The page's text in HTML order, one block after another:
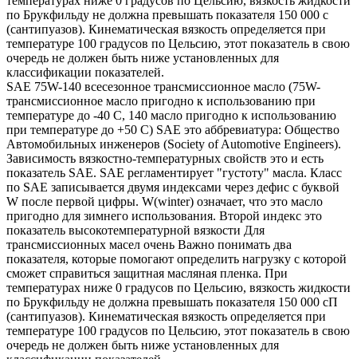
по Брукфильду не должна превышать показателя 150 000 с
(сантипуазов). Кинематическая вязкость определяется при
температуре 100 градусов по Цельсию, этот показатель в свою
очередь не должен быть ниже установленных для
классификации показателей.
SAE 75W-140 всесезонное трансмиссионное масло (75W-
трансмиссионное масло пригодно к использованию при
температуре до -40 С, 140 масло пригодно к использованию
при температуре до +50 С) SAE это аббревиатура: Общество
Автомобильных инженеров (Society of Automotive Engineers).
Зависимость вязкостно-температурных свойств это и есть
показатель SAE. SAE регламентирует "густоту" масла. Класс
по SAE записывается двумя индексами через дефис с буквой
W после первой цифры. W(winter) означает, что это масло
пригодно для зимнего использования. Второй индекс это
показатель высокотемпературной вязкости Для
трансмиссионных масел очень Важно понимать два
показателя, которые помогают определить нагрузку с которой
сможет справиться защитная масляная пленка. При
температурах ниже 0 градусов по Цельсию, вязкость жидкости
по Брукфильду не должна превышать показателя 150 000 сП
(сантипуазов). Кинематическая вязкость определяется при
температуре 100 градусов по Цельсию, этот показатель в свою
очередь не должен быть ниже установленных для